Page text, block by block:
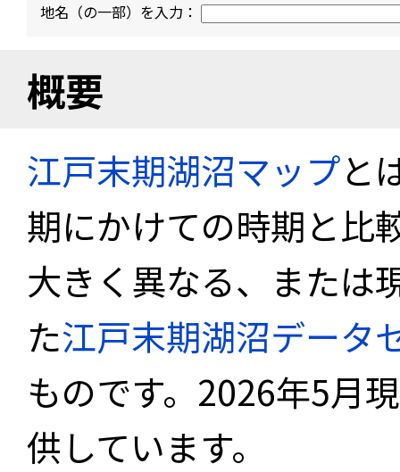
地名（の一部）を入力：
概要
江戸末期湖沼マップと
期にかけての時期と比
大きく異なる、または
た江戸末期湖沼データ
ものです。2026年5月
供しています。